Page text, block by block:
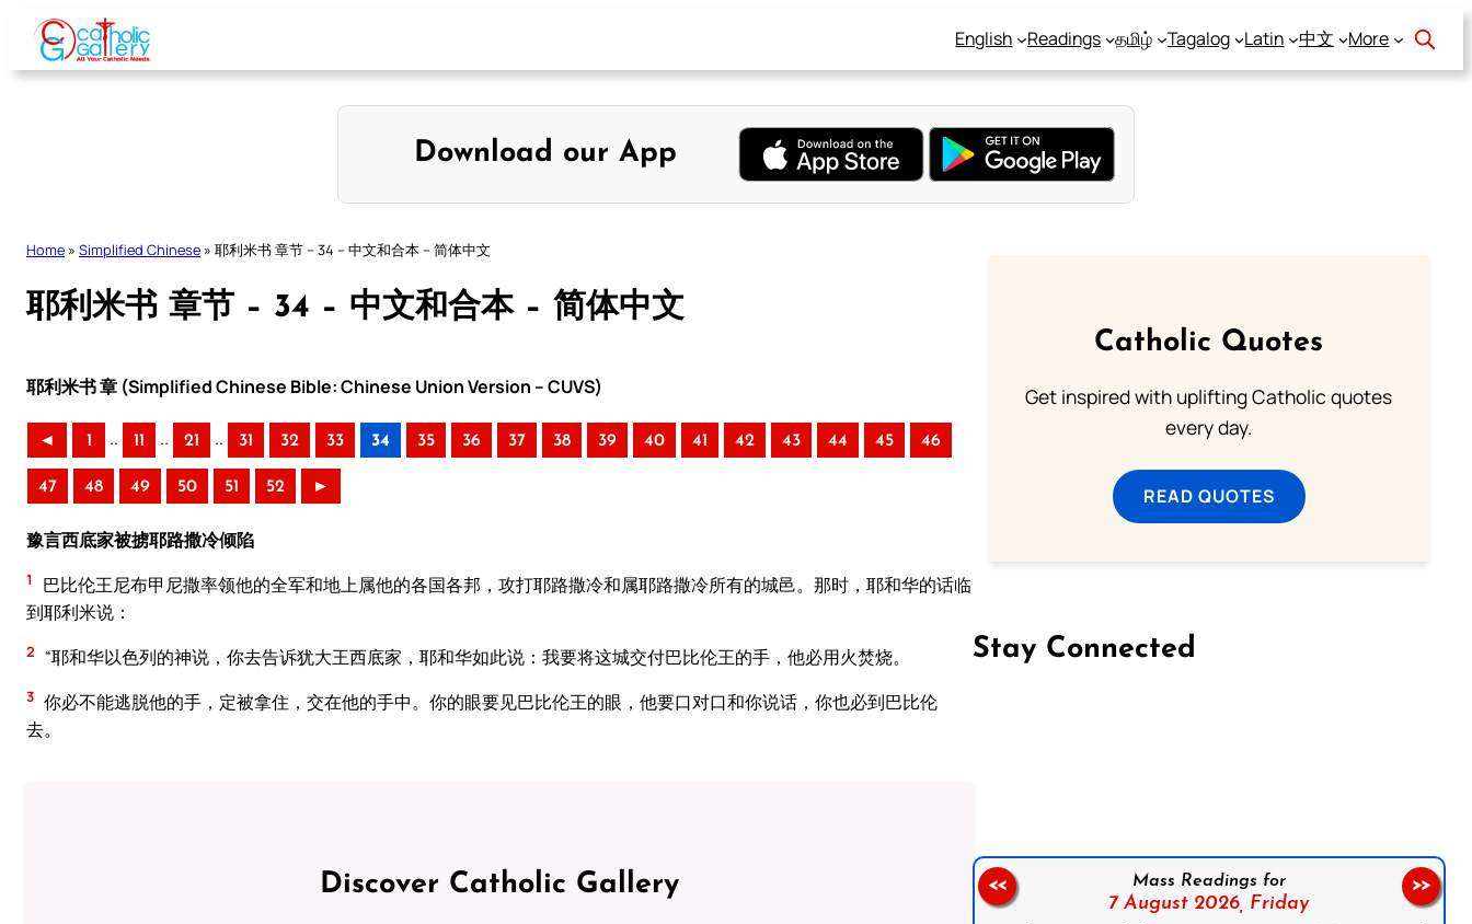
Skip
content
English Readings தமிழ் Tagalog Latin 中文 More
Download our App
Home » Simplified Chinese » 耶利米书 章节 – 34 – 中文和合本 – 简体中文
耶利米书 章节 – 34 – 中文和合本 – 简体中文
耶利米书 章 (Simplified Chinese Bible: Chinese Union Version – CUVS)
◄ 1 .. 11 .. 21 .. 31 32 33 34 35 36 37 38 39 40 41 42 43 44 45 46
47 48 49 50 51 52 ►
豫言西底家被掳耶路撒冷倾陷
1
巴比伦王尼布甲尼撒率领他的全军和地上属他的各国各邦，攻打耶路撒冷和属耶路撒冷所有的城邑。那时，耶和华的话临
到耶利米说：
2 “耶和华以色列的神说，你去告诉犹大王西底家，耶和华如此说：我要将这城交付巴比伦王的手，他必用火焚烧。
3 你必不能逃脱他的手，定被拿住，交在他的手中。你的眼要见巴比伦王的眼，他要口对口和你说话，你也必到巴比伦
去。
Discover Catholic Gallery
Catholic Quotes
Get inspired with uplifting Catholic quotes
every day.
READ QUOTES
Stay Connected
Mass Readings for
7 August 2026, Friday
<< >>